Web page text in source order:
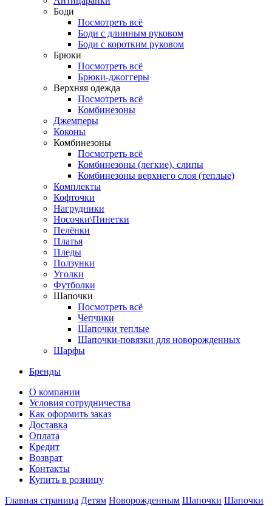
Боди
Посмотреть всё
Боди с длинным руковом
Боди с коротким руковом
Брюки
Посмотреть всё
Брюки-джоггеры
Верхняя одежда
Посмотреть всё
Комбинезоны
Джемперы
Коконы
Комбинезоны
Посмотреть всё
Комбинезоны (легкие), слипы
Комбинезоны верхнего слоя (теплые)
Комплекты
Кофточки
Нагрудники
Носочки\Пинетки
Пелёнки
Платья
Пледы
Ползунки
Уголки
Футболки
Шапочки
Посмотреть всё
Чепчики
Шапочки теплые
Шапочки-повязки для новорожденных
Шарфы
Бренды
О компании
Условия сотрудничества
Как оформить заказ
Доставка
Оплата
Кредит
Возврат
Контакты
Купить в розницу
Главная страница Детям Новорожденным Шапочки Шапочки